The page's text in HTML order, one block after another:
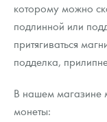
которому можно
подлинной или
притягиваться
подделка,
В нашем магазине
монеты: